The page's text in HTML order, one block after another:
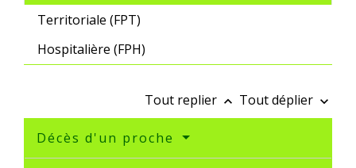
Territoriale (FPT)
Hospitalière (FPH)
Tout replier keyboard_arrow_up Tout déplier keyboard_arrow_down
Décès d'un proche